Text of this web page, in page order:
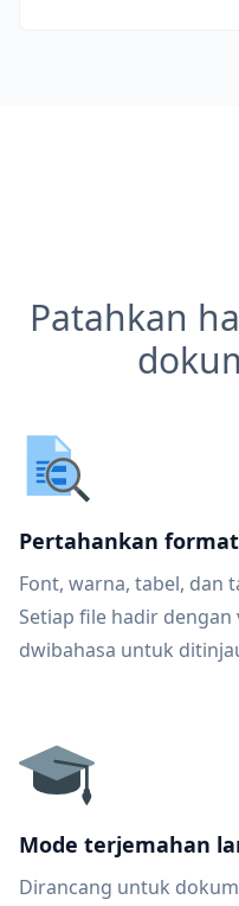
Patahkan
Pertahankan
Font, warna, tabel, dan
Setiap file hadir
dwibahasa untuk
Mode terjemahan
Dirancang untuk